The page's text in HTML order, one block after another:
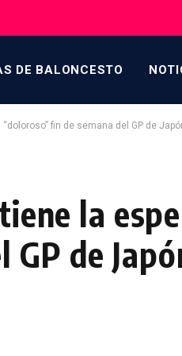
DE BALONCESTO
fin de semana del GP de
la
de